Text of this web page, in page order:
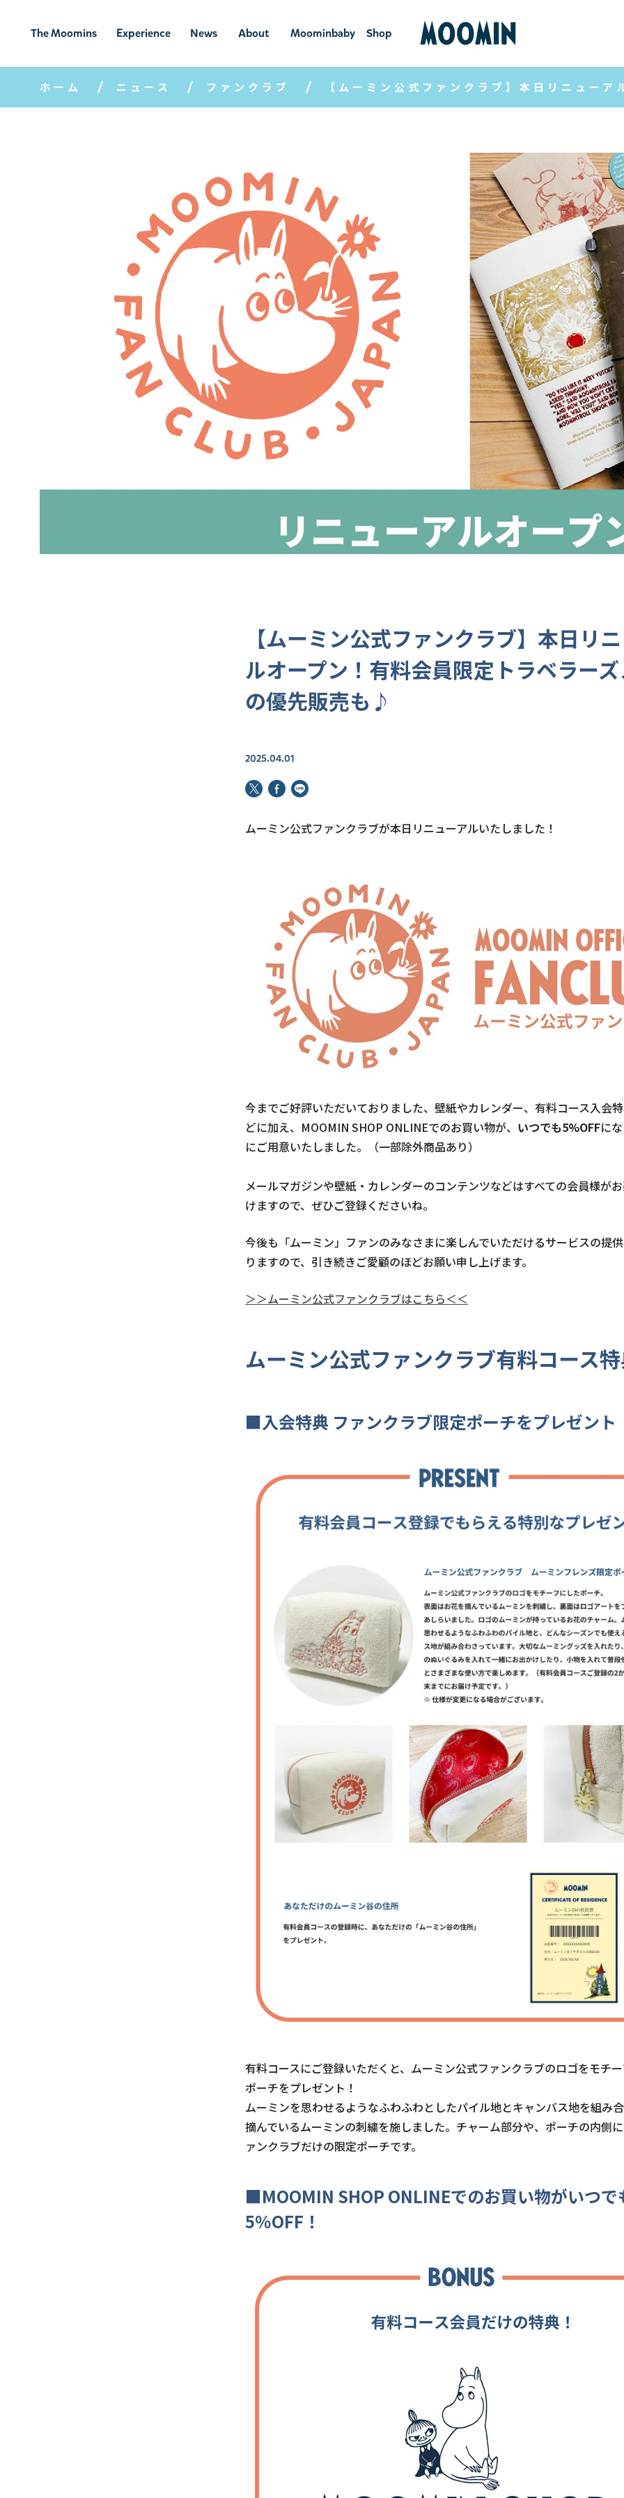
The Moomins
ムーミンの
世界
Experience
ムーミンの世
界を楽しむ
News
ニュ
ース
About
ムーミン
について
Moominbaby
ムーミンベ
ビー
Shop
ショ
ップ
ホーム ニュース ファンクラブ
【ムーミン公式ファンクラブ】本日リ
ルオープン！有料会員限定トラベラー
の優先販売も♪
2025.04.01
ムーミン公式ファンクラブが本日リニューアルいたしました！
今までご好評いただいておりました、壁紙やカレンダー、有料コース入会
どに加え、MOOMIN SHOP ONLINEでのお買い物が、 いつでも5%OFFに
にご用意いたしました。（一部除外商品あり）
メールマガジンや壁紙・カレンダーのコンテンツなどはすべての会員様が
けますので、ぜひご登録くださいね。
今後も「ムーミン」ファンのみなさまに楽しんでいただけるサービスの提
りますので、引き続きご愛顧のほどお願い申し上げます。
＞＞ムーミン公式ファンクラブはこちら＜＜
ムーミン公式ファンクラブ有料コース
■入会特典 ファンクラブ限定ポーチをプレゼント
有料コースにご登録いただくと、ムーミン公式ファンクラブのロゴをモチ
ポーチをプレゼント！
ムーミンを思わせるようなふわふわとしたパイル地とキャンバス地を組み
摘んでいるムーミンの刺繍を施しました。チャーム部分や、ポーチの内側
ァンクラブだけの限定ポーチです。
■MOOMIN SHOP ONLINEでのお買い物がいつで
5％OFF！